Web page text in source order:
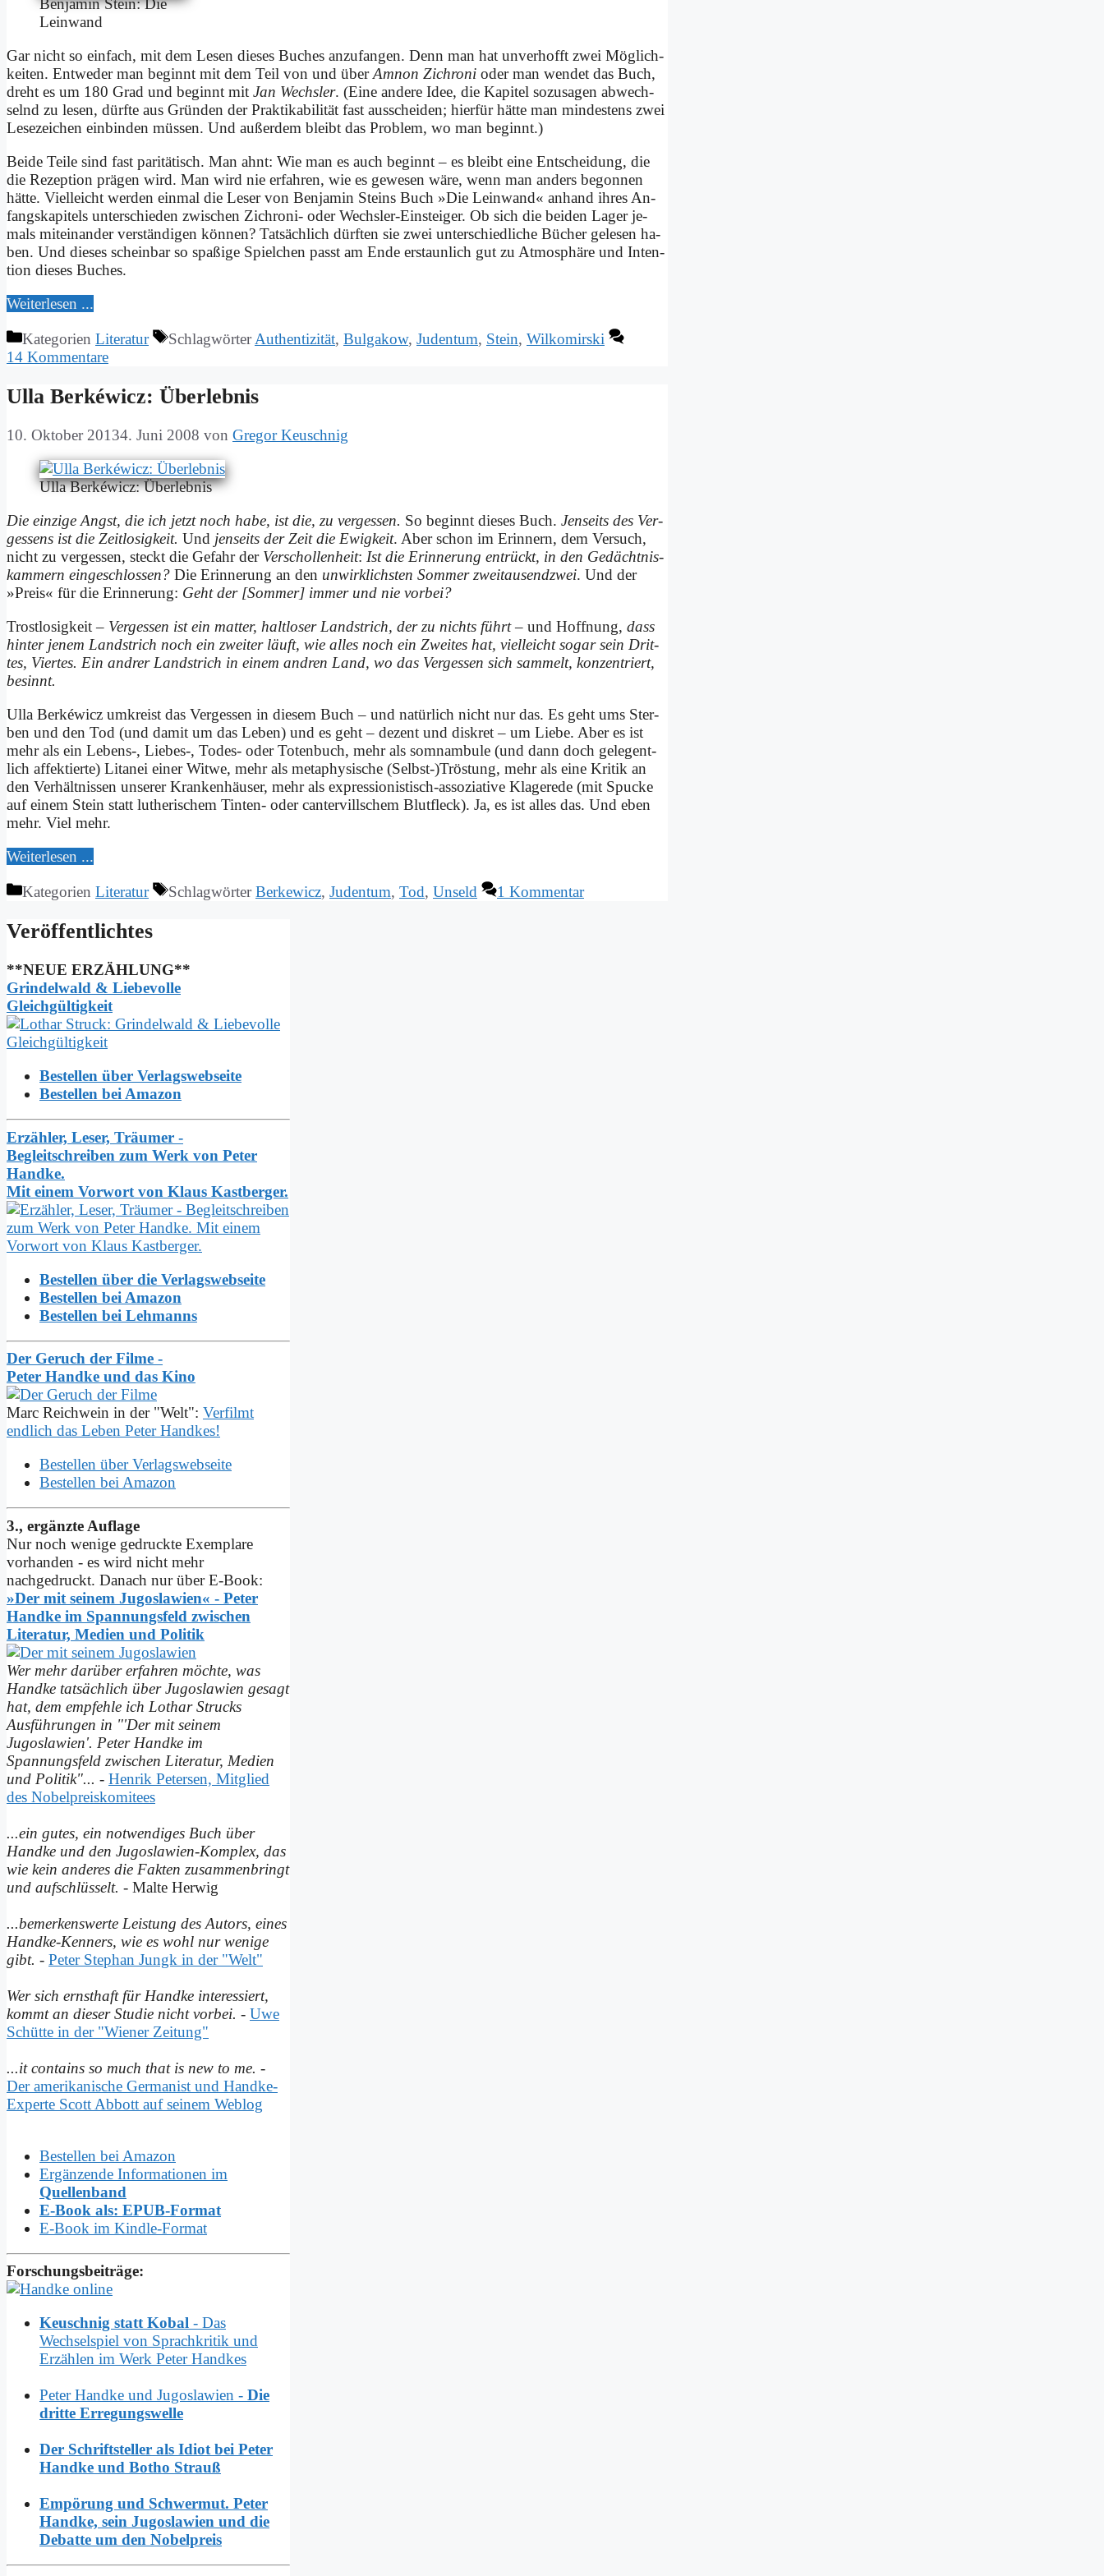
Ben­ja­min Stein: Die
Lein­wand
Gar nicht so ein­fach, mit dem Le­sen die­ses Bu­ches an­zu­fan­gen. Denn man hat un­ver­hofft zwei Mög­lich­
kei­ten. Ent­we­der man be­ginnt mit dem Teil von und überAm­non Zi­chro­ni oder man wen­det das Buch,
dreht es um 180 Grad und be­ginnt mit Jan Wechs­ler. (Ei­ne an­de­re Idee, die Ka­pi­tel so­zu­sa­gen ab­wech­
selnd zu le­sen, dürf­te aus Grün­den der Prak­ti­ka­bi­li­tät fast aus­schei­den; hier­für hät­te man min­de­stens zwei
Le­se­zei­chen ein­bin­den müs­sen. Und au­ßer­dem bleibt das Pro­blem, wo man be­ginnt.)
Bei­de Tei­le sind fast pa­ri­tä­tisch. Man ahnt: Wie man es auch be­ginnt – es bleibt ei­ne Ent­schei­dung, die
die Re­zep­ti­on prä­gen wird. Man wird nie er­fah­ren, wie es ge­we­sen wä­re, wenn man an­ders be­gon­nen
hät­te. Viel­leicht wer­den ein­mal die Le­ser von Ben­ja­min Steins Buch »Die Lein­wand« an­hand ih­res An­
fangs­ka­pi­tels un­ter­schie­den zwi­schen Zi­chro­ni- oder Wechs­ler-Ein­stei­ger. Ob sich die bei­den La­ger je­
mals mit­ein­an­der ver­stän­di­gen kön­nen? Tat­säch­lich dürf­ten sie zwei un­ter­schied­li­che Bü­cher ge­le­sen ha­
ben. Und die­ses schein­bar so spa­ßi­ge Spiel­chen passt am En­de er­staun­lich gut zu At­mo­sphä­re und In­ten­
ti­on die­ses Bu­ches.
Wei­ter­le­sen ...
Kategorien Literatur SchlagwörterAuthentizität, Bulgakow, Judentum, Stein, Wilkomirski
14 Kommentare
Ul­la Ber­ké­wicz: Üb­er­leb­nis
10. Oktober 20134. Juni 2008 von Gregor Keuschnig
Ul­la Ber­ké­wicz: Üb­er­leb­nis
Die ein­zi­ge Angst, die ich jetzt noch ha­be, ist die, zu ver­ges­sen. So be­ginnt die­ses Buch. Jen­seits des Ver­
ges­sens ist die Zeit­lo­sig­keit. Und jen­seits der Zeit die Ewig­keit. Aber schon im Er­in­nern, dem Ver­such,
nicht zu ver­ges­sen, steckt die Ge­fahr der Ver­schol­len­heit: Ist die Er­in­ne­rung ent­rückt, in den Ge­dächt­nis­
kam­mern ein­ge­schlos­sen? Die Er­in­ne­rung an den un­wirk­lich­sten Som­mer zwei­tau­send­zwei. Und der
»Preis« für die Er­in­ne­rung: Geht der [Som­mer] im­mer und nie vor­bei?
Trost­lo­sig­keit – Ver­ges­sen ist ein mat­ter, halt­lo­ser Land­strich, der zu nichts führt– und Hoff­nung, dass
hin­ter je­nem Land­strich noch ein zwei­ter läuft, wie al­les noch ein Zwei­tes hat, viel­leicht so­gar sein Drit­
tes, Vier­tes. Ein and­rer Land­strich in ei­nem and­ren Land, wo das Ver­ges­sen sich sam­melt, kon­zen­triert,
be­sinnt.
Ul­la Ber­ké­wicz um­kreist das Ver­ges­sen in die­sem Buch – und na­tür­lich nicht nur das. Es geht ums Ster­
ben und den Tod (und da­mit um das Le­ben) und es geht – de­zent und dis­kret – um Lie­be. Aber es ist
mehr als ein Lebens‑, Liebes‑, To­des- oder To­ten­buch, mehr als som­nam­bu­le (und dann doch ge­le­gent­
lich af­fek­tier­te) Li­ta­nei ei­ner Wit­we, mehr als me­ta­phy­si­sche (Selbst-)Tröstung, mehr als ei­ne Kri­tik an
den Ver­hält­nis­sen un­se­rer Kran­ken­häu­ser, mehr als ex­pres­sio­ni­stisch-as­so­zia­ti­ve Kla­ge­re­de (mit Spucke
auf ei­nem Stein statt lu­the­ri­schem Tin­ten- oder can­ter­vill­schem Blut­fleck). Ja, es ist al­les das. Und eben
mehr. Viel mehr.
Wei­ter­le­sen ...
Kategorien Literatur SchlagwörterBerkewicz, Judentum, Tod, Unseld 1 Kommentar
Ver­öf­fent­lich­tes
**NEUE ERZÄHLUNG**
Grindelwald & Liebevolle
Gleichgültigkeit
Bestellen über Verlagswebseite
Bestellen bei Amazon
Erzähler, Leser, Träumer -
Begleitschreiben zum Werk von Peter
Handke.
Mit einem Vorwort von Klaus Kastberger.
Bestellen über die Verlagswebseite
Bestellen bei Amazon
Bestellen bei Lehmanns
Der Geruch der Filme -
Peter Handke und das Kino
Marc Reichwein in der "Welt": Verfilmt
endlich das Leben Peter Handkes!
Bestellen über Verlagswebseite
Bestellen bei Amazon
3., ergänzte Auflage
Nur noch wenige gedruckte Exemplare
vorhanden - es wird nicht mehr
nachgedruckt. Danach nur über E-Book:
»Der mit seinem Jugoslawien« - Peter
Handke im Spannungs­feld zwischen
Literatur, Medien und Politik
Wer mehr darüber erfahren möchte, was
Handke tatsächlich über Jugoslawien gesagt
hat, dem empfehle ich Lothar Strucks
Ausführungen in "'Der mit seinem
Jugoslawien'. Peter Handke im
Spannungsfeld zwischen Literatur, Medien
und Politik"... - Henrik Petersen, Mitglied
des Nobelpreiskomitees
...ein gutes, ein notwendiges Buch über
Handke und den Jugoslawien-Komplex, das
wie kein anderes die Fakten zusammenbringt
und auf­schlüsselt. - Malte Herwig
...bemerkenswerte Leistung des Autors, eines
Handke-Kenners, wie es wohl nur wenige
gibt. - Peter Stephan Jungk in der "Welt"
Wer sich ernsthaft für Handke interessiert,
kommt an dieser Studie nicht vorbei. - Uwe
Schütte in der "Wiener Zeitung"
...it contains so much that is new to me. -
Der amerikanische Germanist und Handke-
Experte Scott Abbott auf seinem Weblog
Bestellen bei Amazon
Ergänzende Informationen im
Quellenband
E-Book als: EPUB-Format
E-Book im Kindle-Format
Forschungsbeiträge:
Keuschnig statt Kobal - Das
Wechselspiel von Sprachkritik und
Erzählen im Werk Peter Handkes
Peter Handke und Jugoslawien - Die
dritte Erregungswelle
Der Schriftsteller als Idiot bei Peter
Handke und Botho Strauß
Empörung und Schwermut. Peter
Handke, sein Jugoslawien und die
Debatte um den Nobelpreis